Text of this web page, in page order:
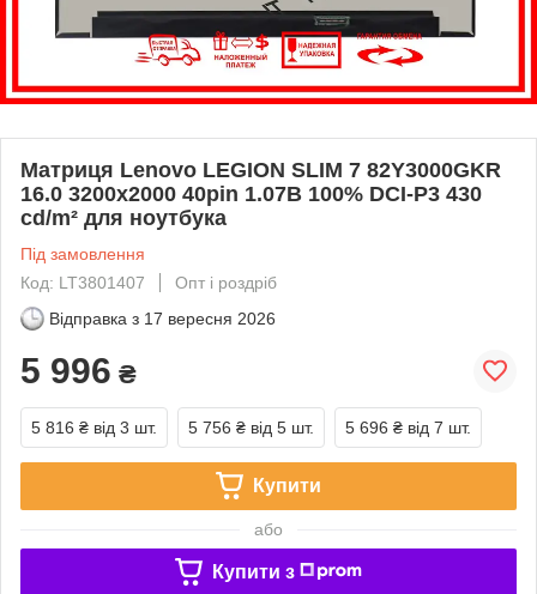
Матриця Lenovo LEGION SLIM 7 82Y3000GKR
16.0 3200x2000 40pin 1.07B 100% DCI-P3 430
cd/m² для ноутбука
Під замовлення
Код: LT3801407
Опт і роздріб
Відправка з 17 вересня 2026
5 996 ₴
5 816 ₴ від 3 шт. 5 756 ₴ від 5 шт. 5 696 ₴ від 7 шт.
Купити
або
Купити з